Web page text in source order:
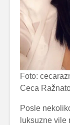
Foto:
Ceca
Posle
luksuzne